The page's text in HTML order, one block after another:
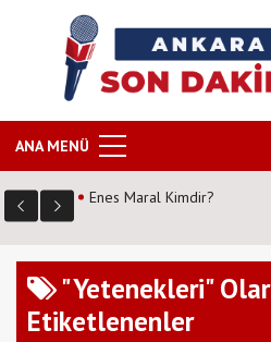
ANA MENÜ
Enes Maral Kimdir?
"Yetenekleri"
Etiketlenenler